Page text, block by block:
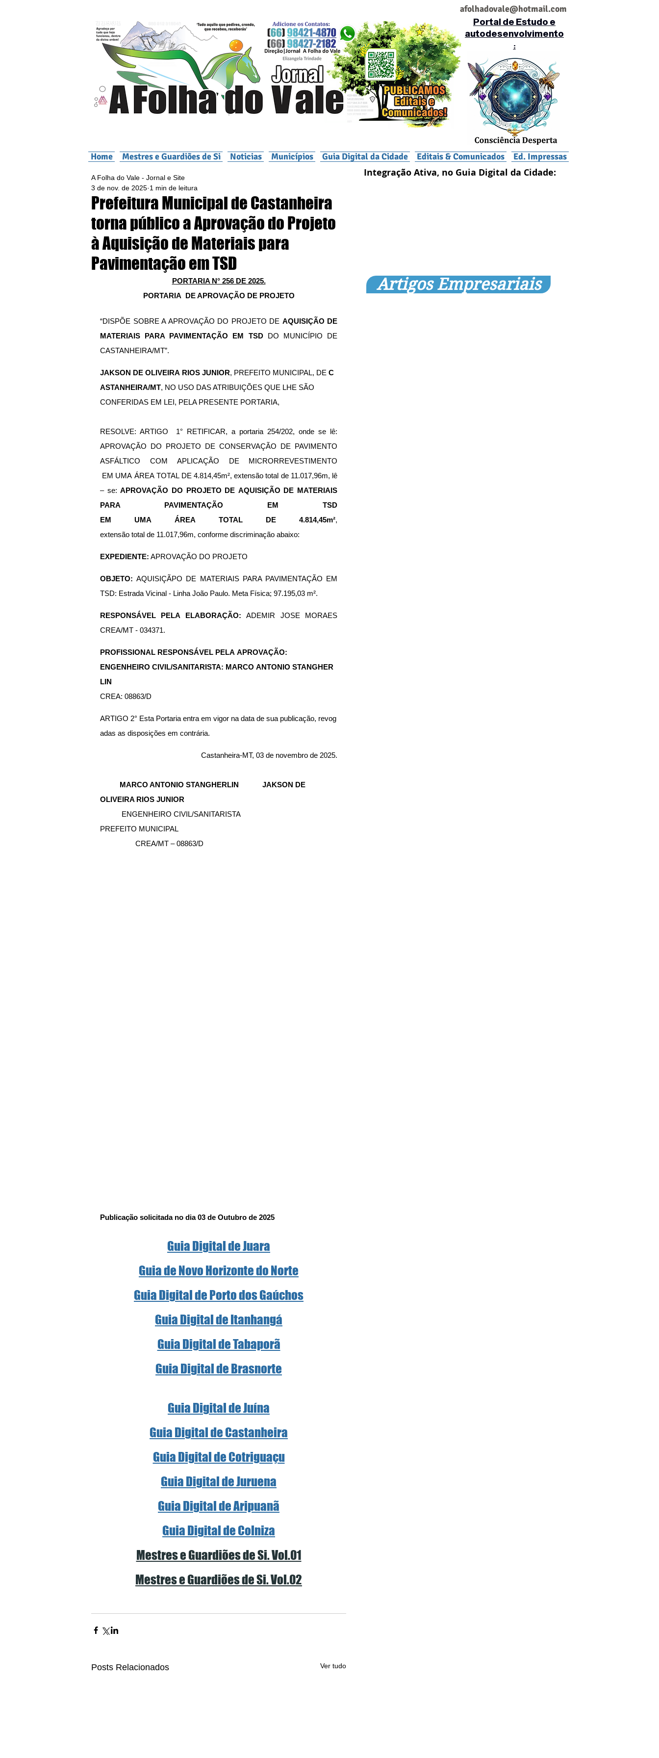
afolhadovale@hotmail.com
Portal de Estudo e
autodesenvolvimento
:
Home Mestres e Guardiões de Si Noticias Municípios Guia Digital da Cidade Editais & Comunicados Ed. Impressas
Prefeitura Municipal de Castanheira
torna público a Aprovação do Projeto
à Aquisição de Materiais para
Pavimentação em TSD
A Folha do Vale - Jornal e Site
3 de nov. de 2025 1 min de leitura
PORTARIA N° 256 DE 2025.
PORTARIA  DE APROVAÇÃO DE PROJETO
“DISPÕE SOBRE A APROVAÇÃO DO PROJETO DE AQUISIÇÃO DE
MATERIAIS PARA PAVIMENTAÇÃO EM TSD DO MUNICÍPIO DE
CASTANHEIRA/MT”.
JAKSON DE OLIVEIRA RIOS JUNIOR, PREFEITO MUNICIPAL, DE C
ASTANHEIRA/MT, NO USO DAS ATRIBUIÇÕES QUE LHE SÃO
CONFERIDAS EM LEI, PELA PRESENTE PORTARIA,
RESOLVE: ARTIGO  1° RETIFICAR, a portaria 254/202, onde se lê:
APROVAÇÃO DO PROJETO DE CONSERVAÇÃO DE PAVIMENTO
ASFÁLTICO COM APLICAÇÃO DE MICRORREVESTIMENTO
EM UMA ÁREA TOTAL DE 4.814,45m², extensão total de 11.017,96m, lê
– se: APROVAÇÃO DO PROJETO DE AQUISIÇÃO DE MATERIAIS
PARA PAVIMENTAÇÃO EM TSD
EM UMA ÁREA TOTAL DE 4.814,45m²,
extensão total de 11.017,96m, conforme discriminação abaixo:
EXPEDIENTE: APROVAÇÃO DO PROJETO
OBJETO: AQUISIÇÃPO DE MATERIAIS PARA PAVIMENTAÇÃO EM
TSD: Estrada Vicinal - Linha João Paulo. Meta Física; 97.195,03 m².
RESPONSÁVEL PELA ELABORAÇÃO: ADEMIR JOSE MORAES
CREA/MT - 034371.
PROFISSIONAL RESPONSÁVEL PELA APROVAÇÃO:
ENGENHEIRO CIVIL/SANITARISTA: MARCO ANTONIO STANGHER
LIN
CREA: 08863/D
ARTIGO 2° Esta Portaria entra em vigor na data de sua publicação, revog
adas as disposições em contrária.
Castanheira-MT, 03 de novembro de 2025.
MARCO ANTONIO STANGHERLIN            JAKSON DE
OLIVEIRA RIOS JUNIOR
ENGENHEIRO CIVIL/SANITARISTA
PREFEITO MUNICIPAL
CREA/MT – 08863/D
Publicação solicitada no dia 03 de Outubro de 2025
Guia Digital de Juara
Guia de Novo Horizonte do Norte
Guia Digital de Porto dos Gaúchos
Guia Digital de Itanhangá
Guia Digital de Tabaporã
Guia Digital de Brasnorte
Guia Digital de Juína
Guia Digital de Castanheira
Guia Digital de Cotriguaçu
Guia Digital de Juruena
Guia Digital de Aripuanã
Guia Digital de Colniza
Mestres e Guardiões de Si. Vol.01
Mestres e Guardiões de Si. Vol.02
Posts Relacionados Ver tudo
Integração Ativa, no Guia Digital da Cidade:
Artigos Empresariais